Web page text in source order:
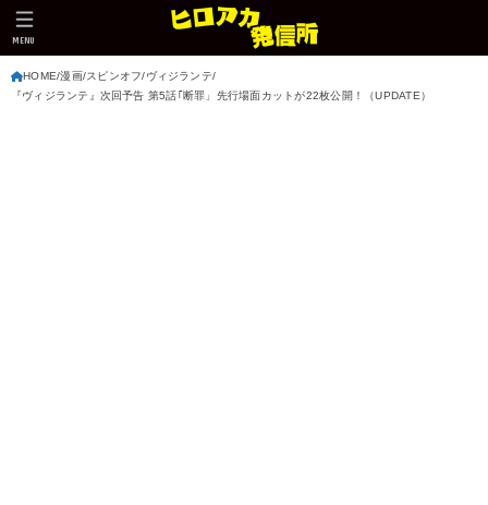
MENU
HOME 漫画 スピンオフ ヴィジランテ
『ヴィジランテ』次回予告 第5話｢断罪」先行場面カットが22枚公開！（UPDATE）